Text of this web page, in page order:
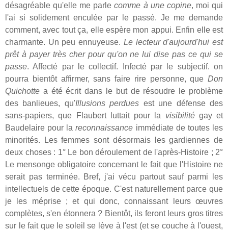
désagréable qu'elle me parlecomme à une copine, moi qui
l'ai si solidement enculée par le passé. Je me demande
comment, avec tout ça, elle espère mon appui. Enfin elle est
charmante. Un peu ennuyeuse. Le lecteur d'aujourd'hui est
prêt à payer très cher pour qu'on ne lui dise pas ce qui se
passe. Affecté par le collectif. Infecté par le subjectif. on
pourra bientôt affirmer, sans faire rire personne, que Don
Quichotte a été écrit dans le but de résoudre le problème
des banlieues, qu'Illusions perdues est une défense des
sans-papiers, que Flaubert luttait pour la visibilitégay et
Baudelaire pour lareconnaissance immédiate de toutes les
minorités. Les femmes sont désormais les gardiennes de
deux choses : 1° Le bon déroulement de l'après-Histoire ; 2°
Le mensonge obligatoire concernant le fait que l'Histoire ne
serait pas terminée. Bref, j'ai vécu partout sauf parmi les
intellectuels de cette époque. C'est naturellement parce que
je les méprise ; et qui donc, connaissant leurs œuvres
complètes, s'en étonnera ? Bientôt, ils feront leurs gros titres
sur le fait que le soleil se lève à l'est (et se couche à l'ouest,